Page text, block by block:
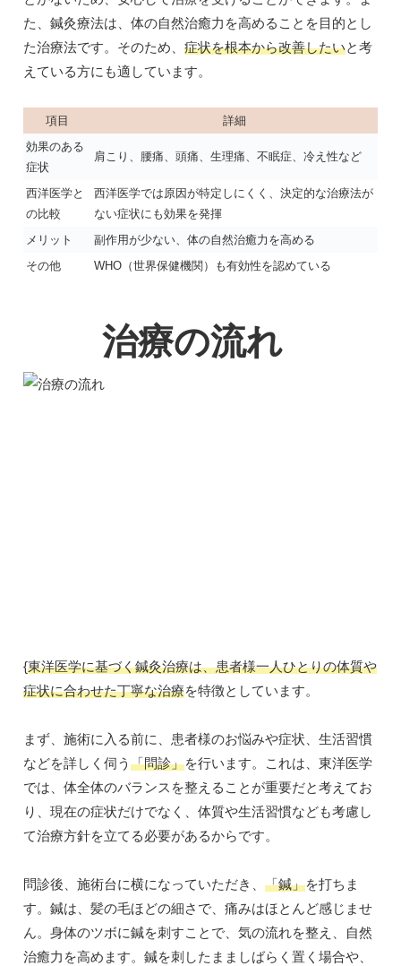
た、鍼灸療法は、体の自然治癒力を高めることを目的とし
た治療法です。そのため、 症状を根本から改善したいと考
えている方にも適しています。
項目
詳細
効果のある
症状
肩こり、腰痛、頭痛、生理痛、不眠症、冷え性など
西洋医学と
の比較
西洋医学では原因が特定しにくく、決定的な治療法が
ない症状にも効果を発揮
メリット
副作用が少ない、体の自然治癒力を高める
その他
WHO（世界保健機関）も有効性を認めている
治療の流れ
{東洋医学に基づく鍼灸治療は、患者様一人ひとりの体質や
症状に合わせた丁寧な治療を特徴としています。
まず、施術に入る前に、患者様のお悩みや症状、生活習慣
などを詳しく伺う 「問診」を行います。これは、東洋医学
では、体全体のバランスを整えることが重要だと考えてお
り、現在の症状だけでなく、体質や生活習慣なども考慮し
て治療方針を立てる必要があるからです。
問診後、施術台に横になっていただき、 「鍼」を打ちま
す。鍼は、髪の毛ほどの細さで、痛みはほとんど感じませ
ん。身体のツボに鍼を刺すことで、気の流れを整え、自然
治癒力を高めます。鍼を刺したまましばらく置く場合や、